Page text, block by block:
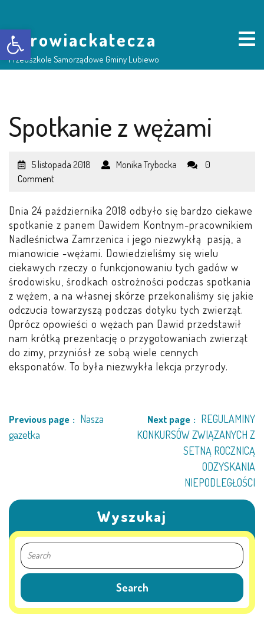
Otwórz pasek narzędzi
borowiackatecza
Przedszkole Samorządowe Gminy Lubiewo
NASZE PRZEDSZKOLE
O NAS
GRUPY DZIECI
LEŚNE PSZCZÓŁKI – BYSŁAW
ŻABKI – BYSŁAW
SOWY – BYSŁAW
WIEWIÓRKI – BYSŁAW
PSZCZÓŁKI – LUBIEWO
PRACOWNICY
OCHRONY MAŁOLETNICH
Spotkanie z wężami
5 listopada 2018 Monika Trybocka
0
Comment
Dnia 24 października 2018 odbyło się bardzo ciekawe
spotkanie z panem Dawidem Kontnym-pracownikiem
Nadleśnictwa Zamrzenica i jego niezwykłą pasją, a
mianowicie -wężami. Dowiedzieliśmy się wielu
ciekawych rzeczy o funkcjonowaniu tych gadów w
środowisku, środkach ostrożności podczas spotkania
z wężem, a na własnej skórze przekonaliśmy się jakie
odczucia towarzyszą podczas dotyku tych zwierząt.
Oprócz opowieści o wężach pan Dawid przedstawił
nam krótką prezentację o przygotowaniach zwierząt
do zimy, przyniósł ze sobą wiele cennych
eksponatów. To była niezwykła lekcja przyrody.
Previous page
Nasza
gazetka
Next page
REGULAMINY
KONKURSÓW ZWIĄZANYCH Z
SETNĄ ROCZNICĄ
ODZYSKANIA
NIEPODLEGŁOŚCI
Wyszukaj